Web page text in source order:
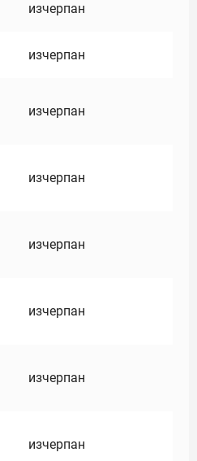
изчерпан
изчерпан
изчерпан
изчерпан
изчерпан
изчерпан
изчерпан
изчерпан